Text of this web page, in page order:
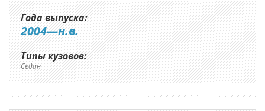
Года выпуска:
2004—н.в.
Типы кузовов:
Седан